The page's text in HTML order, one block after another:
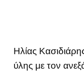
Ηλίας
ύλης με τον